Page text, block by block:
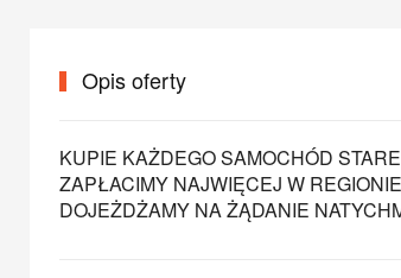
Opis oferty
KUPIE KAŻDEGO SAMOCHÓD
ZAPŁACIMY NAJWIĘCEJ W
DOJEŻDŻAMY NA ŻĄDANIE